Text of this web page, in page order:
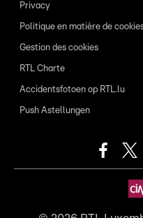
Privacy
Politique en matière de
Gestion des cookies
RTL Charte
Accidentsfotoen op RTL.lu
Push Astellungen